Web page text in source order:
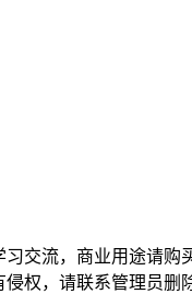
交流，商业用途请购
权，请联系管理员删